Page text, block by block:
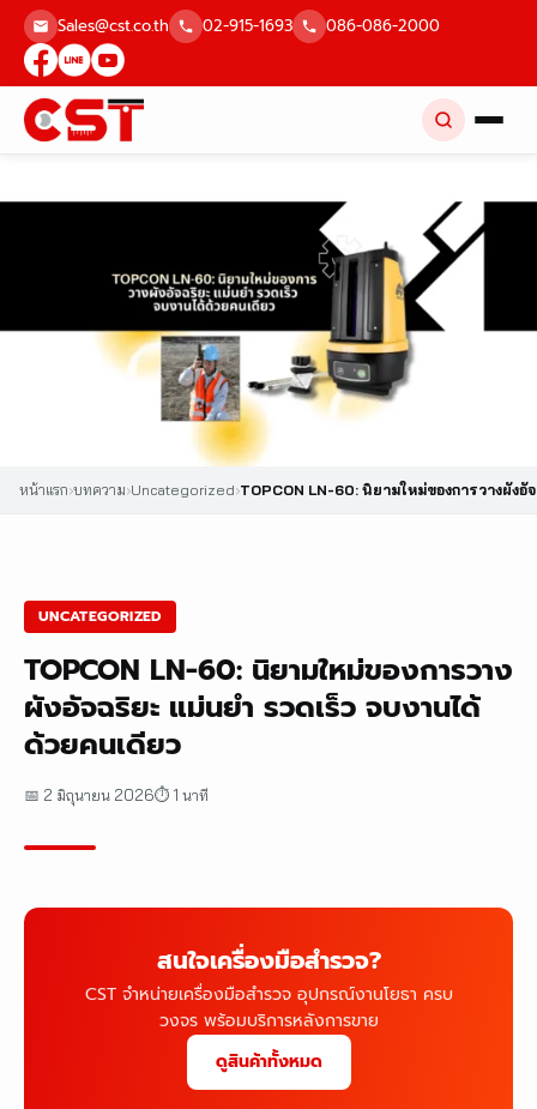
Skip
content
Sales@cst.co.th 02-915-1693 086-086-2000
หน้าแรก›บทความ›Uncategorized›TOPCON LN-60: นิยามใหม่ของการวางผัง
UNCATEGORIZED
TOPCON LN-60: นิยามใหม่ของการวาง
ผังอัจฉริยะ แม่นยำ รวดเร็ว จบงานได้
ด้วยคนเดียว
📅 2 มิถุนายน 2026⏱ 1 นาที
สนใจเครื่องมือสำรวจ?
CST จำหน่ายเครื่องมือสำรวจ อุปกรณ์งานโยธา ครบ
วงจร พร้อมบริการหลังการขาย
ดูสินค้าทั้งหมด